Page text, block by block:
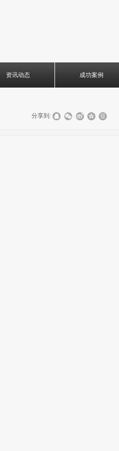
资讯动态 成功案例
分享到: